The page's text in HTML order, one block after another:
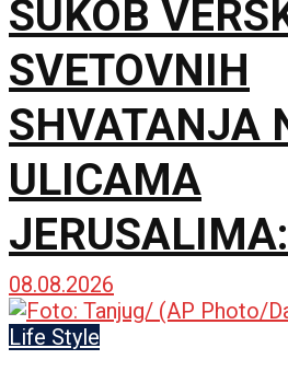
SUKOB
SVETOVNIH
SHVATANJA
ULICAMA
se
demonstranti,
08.08.2026
Life Style